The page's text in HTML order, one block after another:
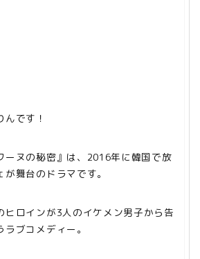
です！
ーヌの秘密』は、2016年に韓国で放
舞台のドラマです。
ヒロインが3人のイケメン男子から告
ブコメディー。